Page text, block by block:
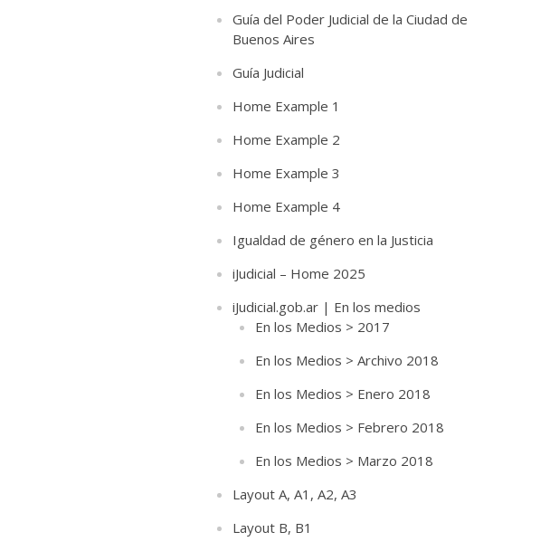
Guía del Poder Judicial de la Ciudad de
Buenos Aires
Guía Judicial
Home Example 1
Home Example 2
Home Example 3
Home Example 4
Igualdad de género en la Justicia
iJudicial – Home 2025
iJudicial.gob.ar | En los medios
En los Medios > 2017
En los Medios > Archivo 2018
En los Medios > Enero 2018
En los Medios > Febrero 2018
En los Medios > Marzo 2018
Layout A, A1, A2, A3
Layout B, B1